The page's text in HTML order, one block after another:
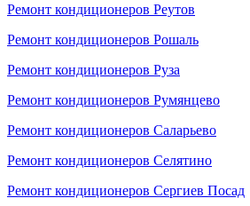
Ремонт кондиционеров Реутов
Ремонт кондиционеров Рошаль
Ремонт кондиционеров Руза
Ремонт кондиционеров Румянцево
Ремонт кондиционеров Саларьево
Ремонт кондиционеров Селятино
Ремонт кондиционеров Сергиев Посад